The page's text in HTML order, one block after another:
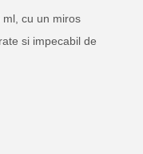
cu un miros
si impecabil de